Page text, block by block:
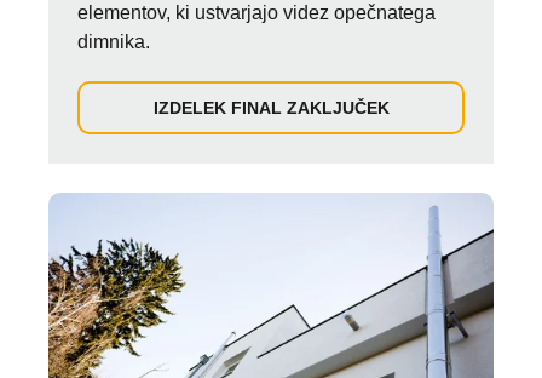
elementov, ki ustvarjajo videz opečnatega
dimnika.
IZDELEK FINAL ZAKLJUČEK